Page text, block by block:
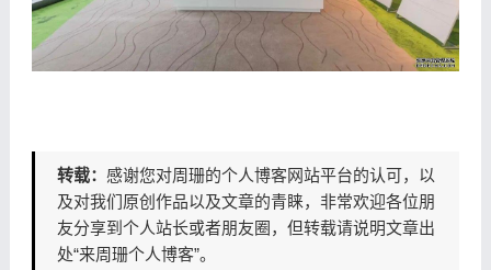
转载： 感谢您对周珊的个人博客网站平台的认可，以
及对我们原创作品以及文章的青睐，非常欢迎各位朋
友分享到个人站长或者朋友圈，但转载请说明文章出
处“来周珊个人博客”。